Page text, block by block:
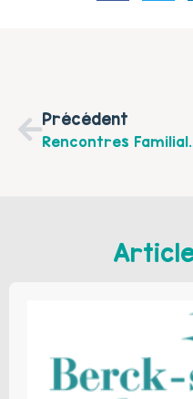
Précédent
Rencontres Familiales Avec